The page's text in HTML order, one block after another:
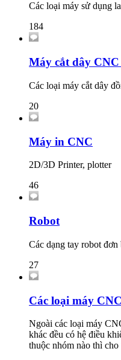
Các loại máy sử dụng
184
Máy cắt dây
Các loại máy cắt dây
20
Máy in CNC
2D/3D Printer, plotter
46
Robot
Các dạng tay robot đơn
27
Các loại máy
Ngoài các loại máy
khác đều có hệ điều
thuộc nhóm nào thì cho